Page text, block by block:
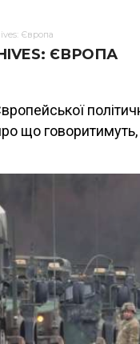
Європа
ЄВРОПА
що говоритимуть,